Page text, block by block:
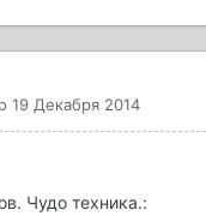
19 Декабря 2014
Чудо техника.: